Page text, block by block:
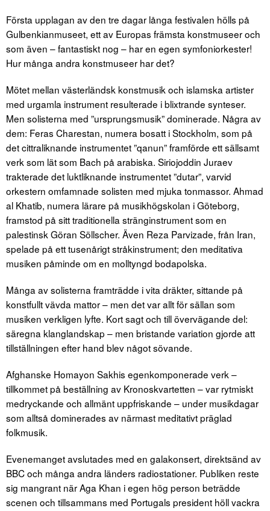
Första upplagan av den tre dagar långa festivalen hölls på
Gulbenkianmuseet, ett av Europas främsta konstmuseer och
som även – fantastiskt nog – har en egen symfoniorkester!
Hur många andra konstmuseer har det?
Mötet mellan västerländsk konstmusik och islamska artister
med urgamla instrument resulterade i blixtrande synteser.
Men solisterna med ”ursprungsmusik” dominerade. Några av
dem: Feras Charestan, numera bosatt i Stockholm, som på
det cittraliknande instrumentet ”qanun” framförde ett sällsamt
verk som lät som Bach på arabiska. Siriojoddin Juraev
trakterade det luktliknande instrumentet ”dutar”, varvid
orkestern omfamnade solisten med mjuka tonmassor. Ahmad
al Khatib, numera lärare på musikhögskolan i Göteborg,
framstod på sitt traditionella stränginstrument som en
palestinsk Göran Söllscher. Även Reza Parvizade, från Iran,
spelade på ett tusenårigt stråkinstrument; den meditativa
musiken påminde om en molltyngd bodapolska.
Många av solisterna framträdde i vita dräkter, sittande på
konstfullt vävda mattor – men det var allt för sällan som
musiken verkligen lyfte. Kort sagt och till övervägande del:
säregna klanglandskap – men bristande variation gjorde att
tillställningen efter hand blev något sövande.
Afghanske Homayon Sakhis egenkomponerade verk –
tillkommet på beställning av Kronoskvartetten – var rytmiskt
medryckande och allmänt uppfriskande – under musikdagar
som alltså dominerades av närmast meditativt präglad
folkmusik.
Evenemanget avslutades med en galakonsert, direktsänd av
BBC och många andra länders radiostationer. Publiken reste
sig mangrant när Aga Khan i egen hög person beträdde
scenen och tillsammans med Portugals president höll vackra